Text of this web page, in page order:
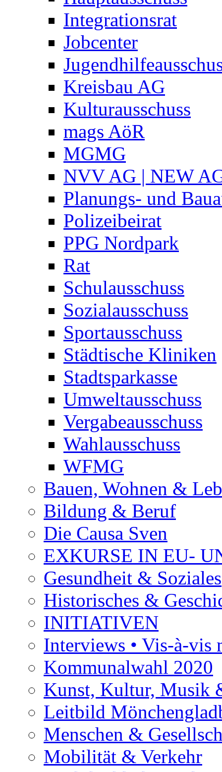
Integrationsrat
Jobcenter
Kreisbau AG
Kulturausschuss
mags AöR
MGMG
NVV AG | NEW
Planungs- und
Polizeibeirat
PPG Nordpark
Rat
Schulausschuss
Sozialausschuss
Sportausschuss
Städtische Kliniken
Stadtsparkasse
Umweltausschuss
Vergabeausschuss
Wahlausschuss
WFMG
Bauen, Wohnen &
Bildung & Beruf
Die Causa Sven
EXKURSE IN EU-
Gesundheit & Soziales
Historisches &
INITIATIVEN
Interviews • Vis-à-vis
Kommunalwahl 2020
Kunst, Kultur, Musik
Leitbild
Menschen &
Mobilität & Verkehr